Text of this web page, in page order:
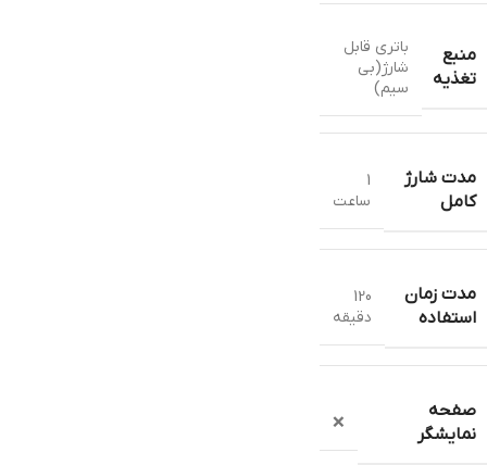
منبع
تغذیه
باتری قابل
شارژ(بی
سیم)
مدت شارژ
کامل
1
ساعت
مدت زمان
استفاده
120
دقیقه
صفحه
نمایشگر
❌